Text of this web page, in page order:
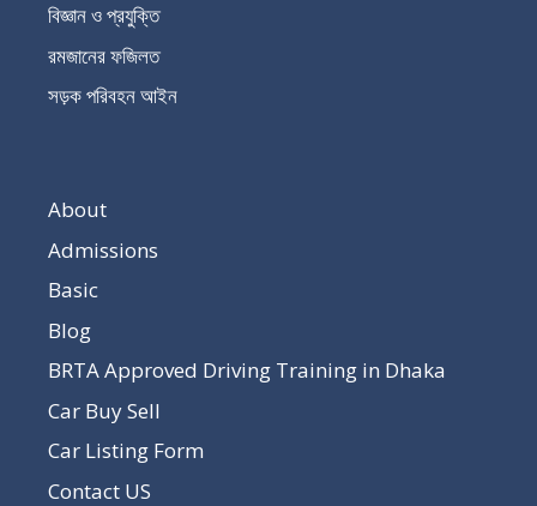
বিজ্ঞান ও প্রযুক্তি
রমজানের ফজিলত
সড়ক পরিবহন আইন
About
Admissions
Basic
Blog
BRTA Approved Driving Training in Dhaka
Car Buy Sell
Car Listing Form
Contact US